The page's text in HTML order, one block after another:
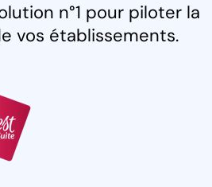
n°1 pour piloter la
vos établissements.